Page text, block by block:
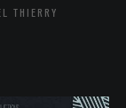
THIERRY